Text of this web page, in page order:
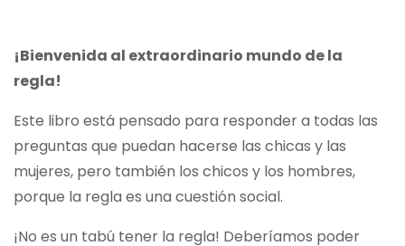
¡Bienvenida al extraordinario mundo de la
regla!
Este libro está pensado para responder a todas las
preguntas que puedan hacerse las chicas y las
mujeres, pero también los chicos y los hombres,
porque la regla es una cuestión social.
¡No es un tabú tener la regla! Deberíamos poder